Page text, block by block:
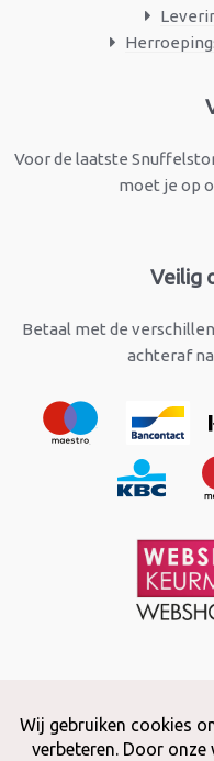
Voor de laatste
moet je op
Veilig
Betaal met de
achteraf
Copyright